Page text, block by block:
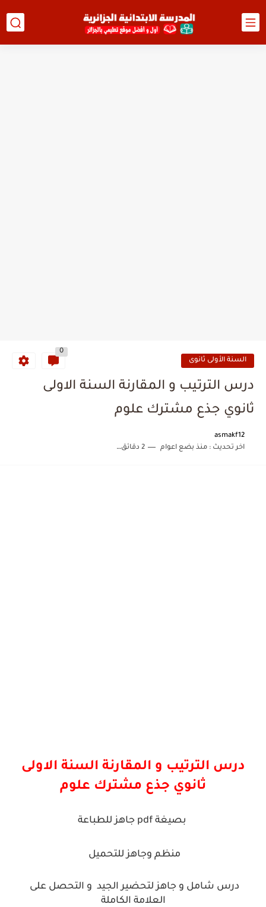
السنة الأولى ثانوى
0
درس الترتيب و المقارنة السنة الاولى
ثانوي جذع مشترك علوم
asmakf12
اخر تحديث :منذ بضع اعوام 2 دقائق للقراءة
درس الترتيب و المقارنة السنة الاولى
ثانوي جذع مشترك علوم
بصيغة pdf جاهز للطباعة
منظم وجاهز للتحميل
درس شامل و جاهز لتحضير الجيد و التحصل على
العلامة الكاملة